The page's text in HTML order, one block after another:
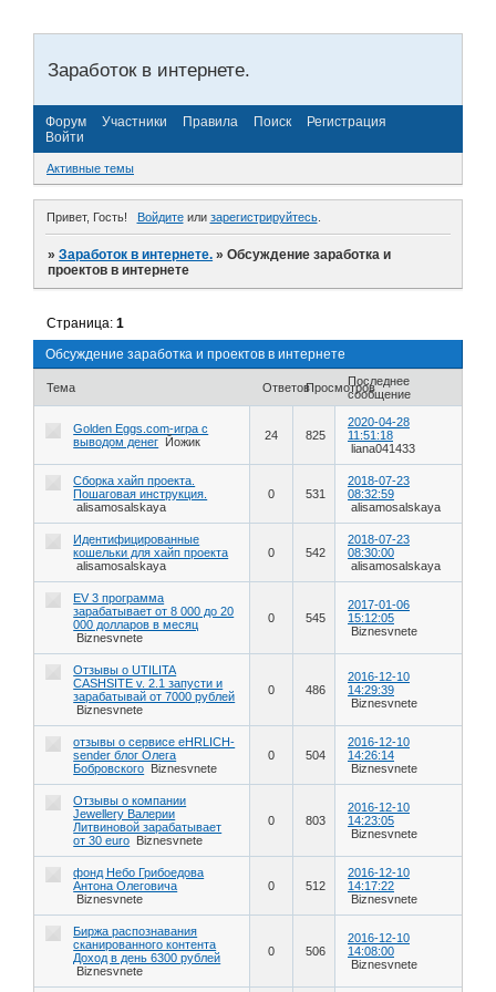
Заработок в интернете.
Форум Участники Правила Поиск
Регистрация
Войти
Активные темы
Привет, Гость! Войдитеили зарегистрируйтесь.
»Заработок в интернете. »Обсуждение заработка и
проектов в интернете
Обсуждение заработка и проектов в интернете
Страница:1
Тема ОтветовПросмотровПоследнее
сообщение
Golden Eggs.com-игра с
выводом денег
Йожик 24 825
2020-04-28
11:51:18
liana041433
Сборка хайп проекта.
Пошаговая инструкция.
alisamosalskaya
0 531
2018-07-23
08:32:59
alisamosalskaya
Идентифицированные
кошельки для хайп проекта
alisamosalskaya
0 542
2018-07-23
08:30:00
alisamosalskaya
EV 3 программа
зарабатывает от 8 000 до 20
000 долларов в месяц
Biznesvnete
0 545
2017-01-06
15:12:05
Biznesvnete
Отзывы о UTILITA
CASHSITE v. 2.1 запусти и
зарабатывай от 7000 рублей
Biznesvnete
0 486
2016-12-10
14:29:39
Biznesvnete
отзывы о сервисе eHRLICH-
sender блог Олега
Бобровского
Biznesvnete
0 504
2016-12-10
14:26:14
Biznesvnete
Отзывы о компании
Jewellery Валерии
Литвиновой зарабатывает
от 30 euro
Biznesvnete
0 803
2016-12-10
14:23:05
Biznesvnete
фонд Небо Грибоедова
Антона Олеговича
Biznesvnete
0 512
2016-12-10
14:17:22
Biznesvnete
Биржа распознавания
сканированного контента
Доход в день 6300 рублей
Biznesvnete
0 506
2016-12-10
14:08:00
Biznesvnete